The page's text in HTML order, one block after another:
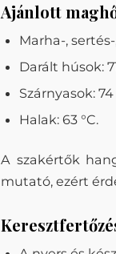
Ajánlott
Marha-,
Darált húsok:
Szárnyasok: 74
Halak: 63 °C.
A szakértők
mutató, ezért